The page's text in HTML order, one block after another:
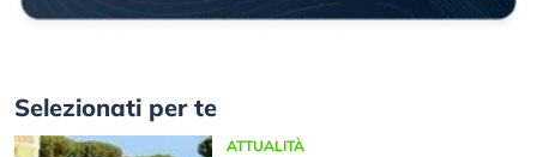
Selezionati per te
ATTUALITÀ